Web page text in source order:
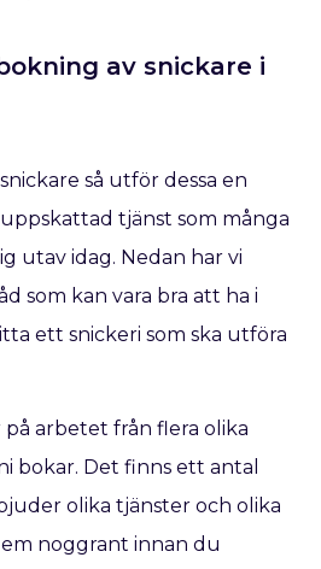
av snickare​ i
så utför dessa en
tjänst som många
utav idag. Nedan har vi
som kan vara bra att ha i
ett snickeri som ska utföra
arbetet från flera olika
bokar. Det finns ett antal
olika tjänster och olika
noggrant innan du